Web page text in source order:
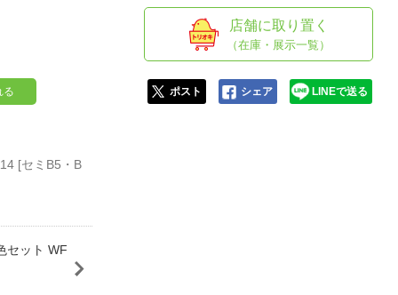
る
[セミB5・B
セット WF
店舗に取り置く
（在庫・展示一覧）
ポスト シェア LINEで送る